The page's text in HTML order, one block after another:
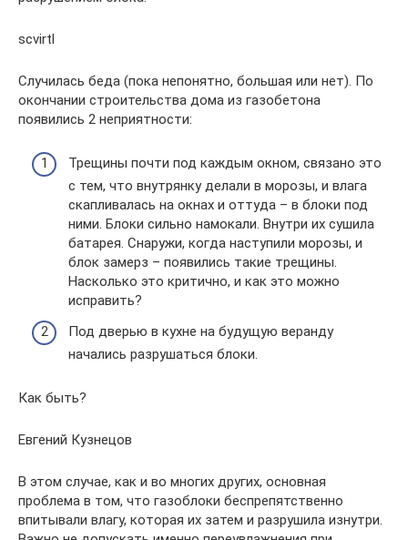
scvirtl
Случилась беда (пока непонятно, большая или нет). По
окончании строительства дома из газобетона
появились 2 неприятности:
Трещины почти под каждым окном, связано это
с тем, что внутрянку делали в морозы, и влага
скапливалась на окнах и оттуда – в блоки под
ними. Блоки сильно намокали. Внутри их сушила
батарея. Снаружи, когда наступили морозы, и
блок замерз – появились такие трещины.
Насколько это критично, и как это можно
исправить?
Под дверью в кухне на будущую веранду
начались разрушаться блоки.
Как быть?
Евгений Кузнецов
В этом случае, как и во многих других, основная
проблема в том, что газоблоки беспрепятственно
впитывали влагу, которая их затем и разрушила изнутри.